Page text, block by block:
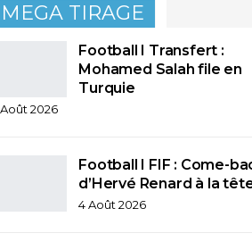
MEGA TIRAGE
Football I Transfert :
Mohamed Salah file en
Turquie
2026
Football I FIF : Come-
d’Hervé Renard à la
4 Août 2026